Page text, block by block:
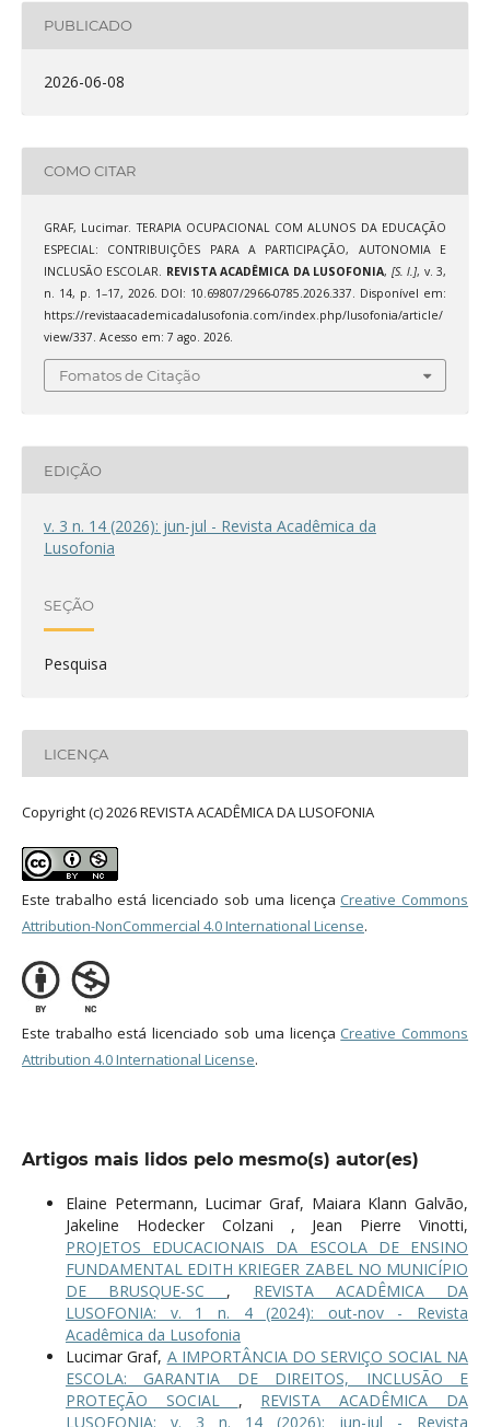
PUBLICADO
2026-06-08
COMO CITAR
GRAF, Lucimar. TERAPIA OCUPACIONAL COM ALUNOS DA EDUCAÇÃO
ESPECIAL: CONTRIBUIÇÕES PARA A PARTICIPAÇÃO, AUTONOMIA E
INCLUSÃO ESCOLAR. REVISTA ACADÊMICA DA LUSOFONIA, [S. l.], v. 3,
n. 14, p. 1–17, 2026. DOI: 10.69807/2966-0785.2026.337. Disponível em:
https://revistaacademicadalusofonia.com/index.php/lusofonia/article/
view/337. Acesso em: 7 ago. 2026.
Fomatos de Citação
EDIÇÃO
v. 3 n. 14 (2026): jun-jul - Revista Acadêmica da
Lusofonia
SEÇÃO
Pesquisa
LICENÇA
Copyright (c) 2026 REVISTA ACADÊMICA DA LUSOFONIA
Este trabalho está licenciado sob uma licença Creative Commons
Attribution-NonCommercial 4.0 International License.
Este trabalho está licenciado sob uma licença Creative Commons
Attribution 4.0 International License.
Artigos mais lidos pelo mesmo(s) autor(es)
Elaine Petermann, Lucimar Graf, Maiara Klann Galvão,
Jakeline Hodecker Colzani , Jean Pierre Vinotti,
PROJETOS EDUCACIONAIS DA ESCOLA DE ENSINO
FUNDAMENTAL EDITH KRIEGER ZABEL NO MUNICÍPIO
DE BRUSQUE-SC , REVISTA ACADÊMICA DA
LUSOFONIA: v. 1 n. 4 (2024): out-nov - Revista
Acadêmica da Lusofonia
Lucimar Graf, A IMPORTÂNCIA DO SERVIÇO SOCIAL NA
ESCOLA: GARANTIA DE DIREITOS, INCLUSÃO E
PROTEÇÃO SOCIAL , REVISTA ACADÊMICA DA
LUSOFONIA: v. 3 n. 14 (2026): jun-jul - Revista